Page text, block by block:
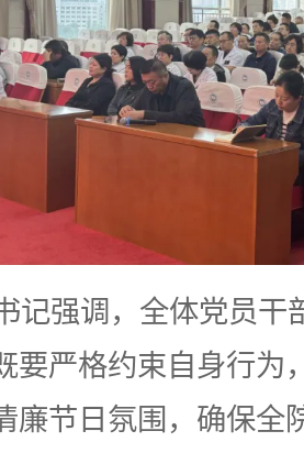
强调，全体党员干
要严格约束自身行为
廉节日氛围，确保全